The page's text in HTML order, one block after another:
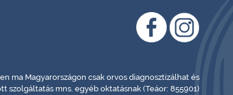
ma Magyarországon csak orvos diagnosztizálhat és
szolgáltatás mns. egyéb oktatásnak (Teáor: 855901)